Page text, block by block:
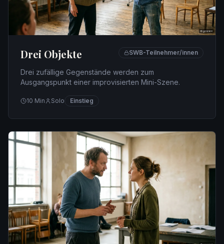
Drei Objekte SWB-Teilnehmer/innen
Drei zufällige Gegenstände werden zum
Ausgangspunkt einer improvisierten Mini-Szene.
10 Min Solo Einstieg